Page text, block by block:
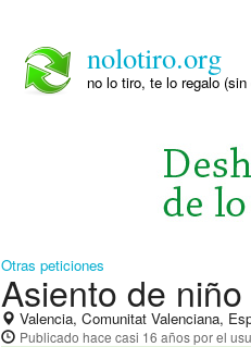
nolotiro.org
no lo tiro, te lo regalo
Otras peticiones
Asiento de niño
Valencia, Comunitat Valenciana,
Publicado hace casi 16 añospor el